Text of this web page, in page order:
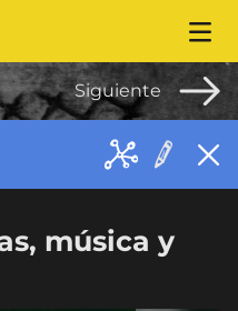
Siguiente
música y